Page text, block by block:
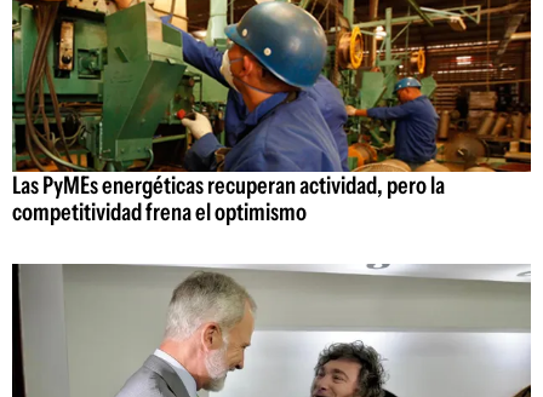
Las PyMEs energéticas recuperan actividad, pero la
competitividad frena el optimismo